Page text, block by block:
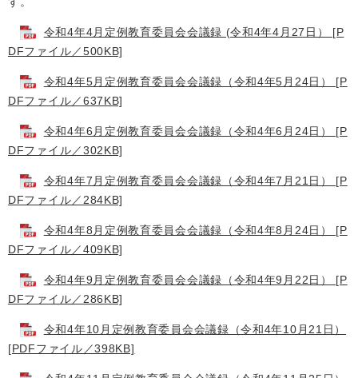
令和4年4月定例教育委員会会議録 (令和4年4月27日） [P
DFファイル／500KB]
令和4年5月定例教育委員会会議録（令和4年5月24日） [P
DFファイル／637KB]
令和4年6月定例教育委員会会議録（令和4年6月24日） [P
DFファイル／302KB]
令和4年7月定例教育委員会会議録（令和4年7月21日） [P
DFファイル／284KB]
令和4年8月定例教育委員会会議録（令和4年8月24日） [P
DFファイル／409KB]
令和4年9月定例教育委員会会議録（令和4年9月22日） [P
DFファイル／286KB]
令和4年10月定例教育委員会会議録（令和4年10月21日）
[PDFファイル／398KB]